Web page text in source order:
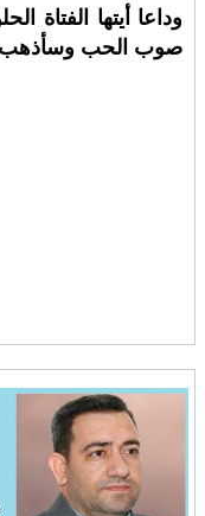
وداعا أيتها الفتاة
صوب الحب